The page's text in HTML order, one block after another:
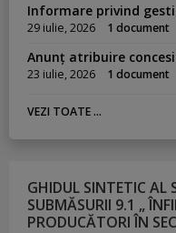
Informare privind
29 iulie, 2026 1 document
Anunț atribuire
23 iulie, 2026 1 document
VEZI TOATE ...
GHIDUL SINTETIC AL
SUBMĂSURII 9.1 „
PRODUCĂTORI ÎN